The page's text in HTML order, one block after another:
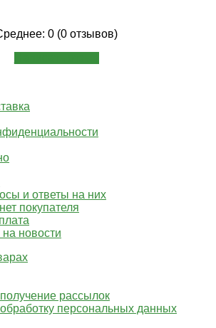
0 (0 отзывов)
и ответы на них
покупателя
новости
рассылок
персональных данных